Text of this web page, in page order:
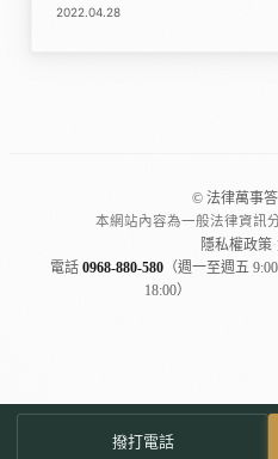
2022.04.28
© 法律萬事
本網站內容為一般法律資訊
隱私權政策·
電話0968-880-580 （週一至週五
18:00）
撥打電話